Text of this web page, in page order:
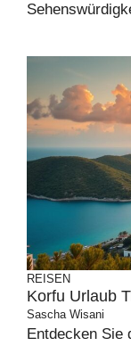
REISEN
Korfu Urlaub
Sascha Wisani
Entdecken Sie